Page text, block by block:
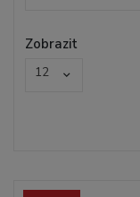
Zobrazit
12